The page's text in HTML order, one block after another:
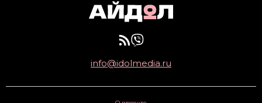
info@idolmedia.ru